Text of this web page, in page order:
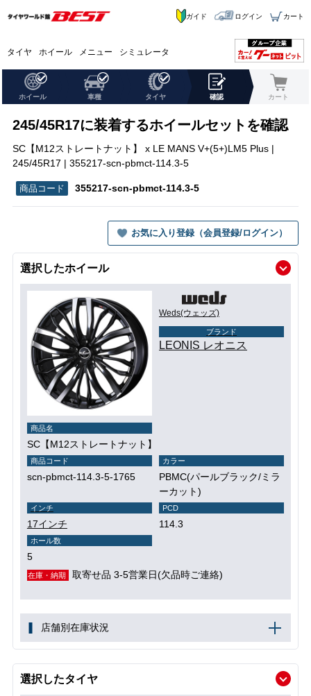
タイヤ ホイール メニュー シミュレータ
ガイド ログイン カート
ホイール 車種 タイヤ 確認 カート
245/45R17に装着するホイールセットを確認
SC【M12ストレートナット】 x LE MANS V+(5+)LM5 Plus |
245/45R17 | 355217-scn-pbmct-114.3-5
355217-scn-pbmct-114.3-5
お気に入り登録（会員登録/ログイン）
選択したホイール
Weds(ウェッズ)
ブランド
LEONIS レオニス
商品名
SC【M12ストレートナット】
商品コード
scn-pbmct-114.3-5-1765
カラー
PBMC(パールブラック/ミラ
ーカット)
インチ
17インチ
PCD
114.3
ホール数
5
在庫・納期 取寄せ品 3-5営業日(欠品時ご連絡)
店舗別在庫状況
選択したタイヤ